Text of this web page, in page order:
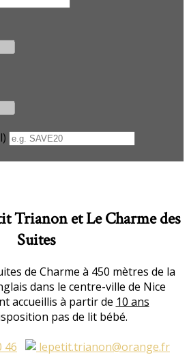
Trianon et Le Charme des
Suites
de Charme à 450 mètres de la
dans le centre-ville de Nice
accueillis à partir de 10 ans
pas de lit bébé.
46
lepetit.trianon@orange.fr